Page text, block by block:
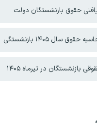
سال ۱۴۰۵ بازنشستگی
در تیرماه ۱۴۰۵